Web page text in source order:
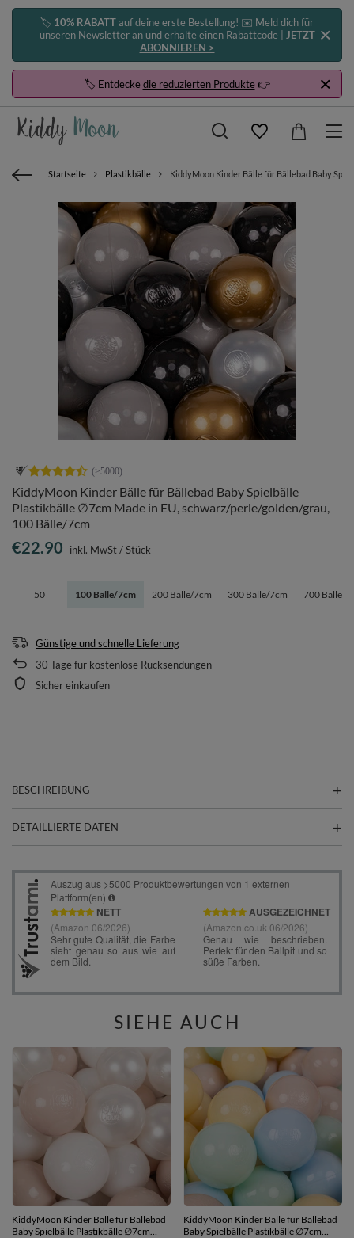
🏷️ 10% RABATTauf deine erste Bestellung! ✉️ Meld dich für
unseren Newsletter an und erhalte einen Rabattcode | JETZT
ABONNIEREN >
🏷️ Entdeckedie reduzierten Produkte👉
Startseite Plastikbälle KiddyMoon Kinder Bälle für Bällebad Baby
KiddyMoon Kinder Bälle für Bällebad Baby Spielbälle
Plastikbälle ∅7cm Made in EU, schwarz/perle/golden/grau,
100 Bälle/7cm
50 100 Bälle/7cm 200 Bälle/7cm 300 Bälle/7cm 700 Bälle/
€22.90 inkl. MwSt/Stück
Günstige und schnelle Lieferung
30 Tage für kostenlose Rücksendungen
Sicher einkaufen
BESCHREIBUNG
DETAILLIERTE DATEN
SIEHE AUCH
KiddyMoon Kinder Bälle für Bällebad
Baby Spielbälle Plastikbälle ∅7cm
KiddyMoon Kinder Bälle für Bällebad
Baby Spielbälle Plastikbälle ∅7cm